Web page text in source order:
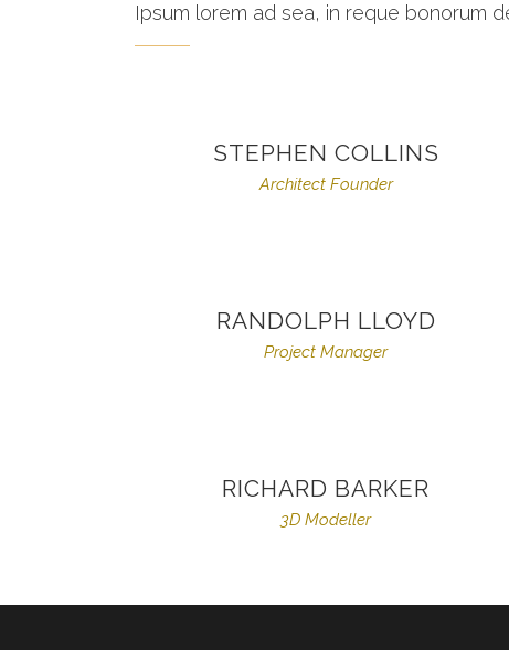
Ipsum lorem ad sea, in reque bonorum
STEPHEN COLLINS
Architect Founder
RANDOLPH LLOYD
Project Manager
RICHARD BARKER
3D Modeller